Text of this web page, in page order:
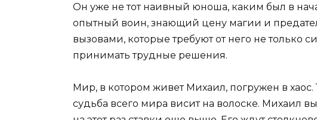
Он уже не тот наивный юноша, каким был в
опытный воин, знающий цену магии и
вызовами, которые требуют от него не только
принимать трудные решения.
Мир, в котором живет Михаил, погружен в
судьба всего мира висит на волоске. Михаил